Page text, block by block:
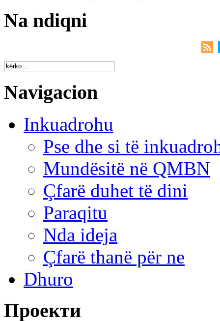
Na ndiqni
Navigacion
Inkuadrohu
Pse dhe si të
Mundësitë në QMBN
Çfarë duhet të dini
Paraqitu
Nda ideja
Çfarë thanë për ne
Dhuro
Проекти